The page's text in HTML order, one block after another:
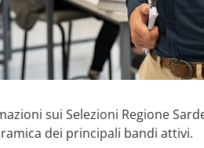
sui Selezioni Regione
dei principali bandi attivi.